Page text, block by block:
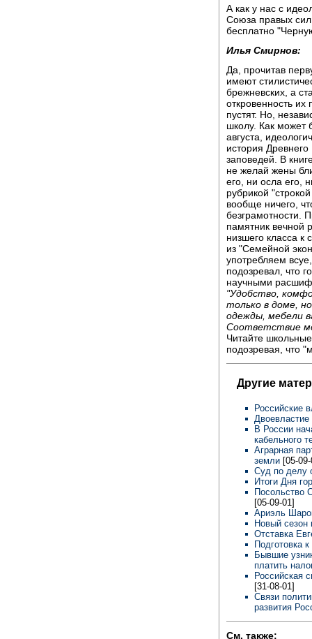
А как у нас с
Союза правых
бесплатно
Илья Смирнов:
Да, прочитав
имеют
брежневских, а
откровенность
пустят. Но,
школу. Как может
августа,
история
заповедей. В
не желай жены
его, ни осла его,
рубрикой
вообще ничего,
безграмотности.
памятник вечной
низшего класса к
из "Семейной
употребляем
подозревал, что
научными
"Удобство,
только в доме,
одежды, мебели
Соответствие
Читайте
подозревая, что
Другие
Российские
В России
кабельного
Аграрная
земли [05-
Суд по делу
Итоги Дня
Посольство
[05-09-01]
Ариэль
Новый сезон
Отставка
Подготовка
Бывшие
платить
Российская
[31-08-01]
Связи
развития
См. также: